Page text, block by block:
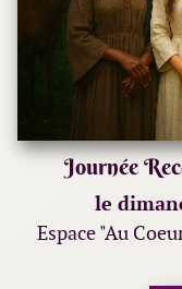
Journée
le
Espace "Au